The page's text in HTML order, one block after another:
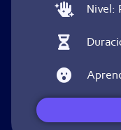
Nivel: